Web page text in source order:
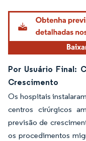
Por Usuário Final:
Crescimento
Os hospitais
centros cirúrgicos
previsão de
os procedimentos